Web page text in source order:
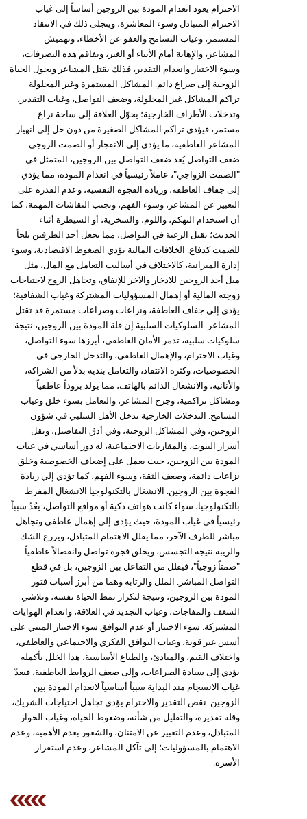
الاحترام يعود انعدام المودة بين الزوجين أساساً إلى غياب
الاحترام المتبادل وسوء المعاشرة، ويتجلى ذلك في الانتقاد
المستمر، وغياب التسامح والعفو عن الأخطاء، وتهميش
المشاعر، والإهانة أمام الأبناء أو الغير، وتفاقم هذه التصرفات،
وسوء الاختيار وانعدام التقدير، فذلك يقتل المشاعر ويحول الحياة
الزوجية إلى صراع دائم. المشاكل المستمرة وغير المحلولة
تراكم المشاكل غير المحلولة، وضعف التواصل، وغياب التقدير،
وتدخلات الأطراف الخارجية؛ يحوّل العلاقة إلى ساحة نزاع
مستمر، فيؤدي تراكم المشاكل الصغيرة من دون حل إلى انهيار
المشاعر العاطفية، ما يؤدي إلى الانفجار أو الصمت الزوجي.
ضعف التواصل يُعد ضعف التواصل بين الزوجين، المتمثل في
"الصمت الزواجي"، عاملاً رئيسياً في انعدام المودة، مما يؤدي
إلى جفاف العاطفة، وزيادة الفجوة النفسية، وعدم القدرة على
التعبير عن المشاعر، وسوء الفهم، وتجنب النقاشات المهمة، كما
أن استخدام التهكم، واللوم، والسخرية، أو السيطرة أثناء
الحديث؛ يقتل الرغبة في التواصل، مما يجعل أحد الطرفين يلجأ
للصمت كدفاع. الخلافات المالية تؤدي الضغوط الاقتصادية، وسوء
إدارة الميزانية، كالاختلاف في أساليب التعامل مع المال، مثل
ميل أحد الزوجين للادخار والآخر للإنفاق، وتجاهل الزوج لاحتياجات
زوجته المالية أو إهمال المسؤوليات المشتركة وغياب الشفافية؛
يؤدي إلى جفاف العاطفة، ونزاعات وصراعات مستمرة قد تقتل
المشاعر. السلوكيات السلبية إن قلة المودة بين الزوجين، نتيجة
سلوكيات سلبية، تدمر الأمان العاطفي، أبرزها سوء التواصل،
وغياب الاحترام، والإهمال العاطفي، والتدخل الخارجي في
الخصوصيات، وكثرة الانتقاد، والتعامل بندية بدلاً من الشراكة،
والأنانية، والانشغال الدائم بالهاتف، مما يولد بروداً عاطفياً
ومشاكل تراكمية، وجرح المشاعر، والتعامل بسوء خلق وغياب
التسامح. التدخلات الخارجية تدخل الأهل السلبي في شؤون
الزوجين، وفي المشاكل الزوجية، وفي أدق التفاصيل، ونقل
أسرار البيوت، والمقارنات الاجتماعية، له دور أساسي في غياب
المودة بين الزوجين، حيث يعمل على إضعاف الخصوصية وخلق
نزاعات دائمة، وضعف الثقة، وسوء الفهم، كما تؤدي إلي زيادة
الفجوة بين الزوجين. الانشغال بالتكنولوجيا الانشغال المفرط
بالتكنولوجيا، سواء كانت هواتف ذكية أو مواقع التواصل، يعُدّ سبباً
رئيسياً في غياب المودة، حيث يؤدي إلى إهمال عاطفي وتجاهل
مباشر للطرف الآخر، مما يقلل الاهتمام المتبادل، ويزرع الشك
والريبة نتيجة التجسس، ويخلق فجوة تواصل وانفصالاً عاطفياً
"صمتاً زوجياً"، فيقلل من التفاعل بين الزوجين، بل في قطع
التواصل المباشر. الملل والرتابة وهما من أبرز أسباب فتور
المودة بين الزوجين، ونتيجة لتكرار نمط الحياة نفسه، وتلاشي
الشغف والمفاجآت، وغياب التجديد في العلاقة، وانعدام الهوايات
المشتركة. سوء الاختيار أو عدم التوافق سوء الاختيار المبني على
أسس غير قوية، وغياب التوافق الفكري والاجتماعي والعاطفي،
واختلاف القيم، والمبادئ، والطباع الأساسية، هذا الخلل بأكمله
يؤدي إلى سيادة الصراعات، وإلى ضعف الروابط العاطفية، فيعدّ
غياب الانسجام منذ البداية سبباً أساسياً لانعدام المودة بين
الزوجين. نقص التقدير والاحترام يؤدي تجاهل احتياجات الشريك،
وقلة تقديره، والتقليل من شأنه، وضغوط الحياة، وغياب الحوار
المتبادل، وعدم التعبير عن الامتنان، والشعور بعدم الأهمية، وعدم
الاهتمام بالمسؤوليات؛ إلى تآكل المشاعر، وعدم استقرار
الأسرة.